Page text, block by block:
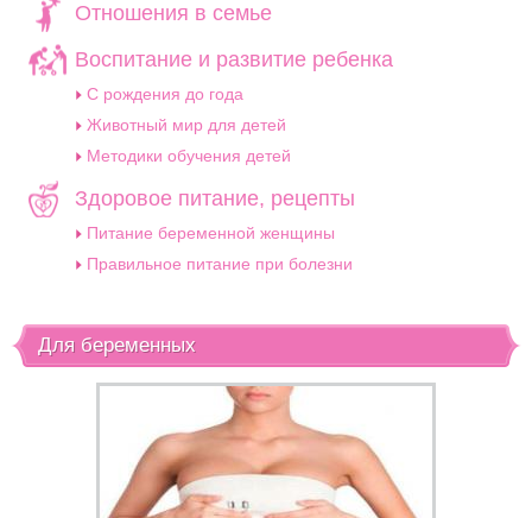
Отношения в семье
Воспитание и развитие ребенка
C рождения до года
Животный мир для детей
Методики обучения детей
Здоровое питание, рецепты
Питание беременной женщины
Правильное питание при болезни
Для беременных